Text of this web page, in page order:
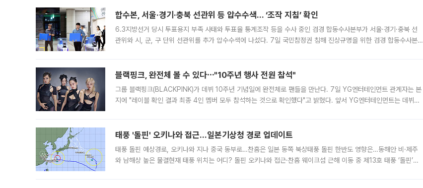
합수본, 서울·경기·충북 선관위 등 압수수색… ‘조작 지침’ 확인
6.3지방선거 당시 투표용지 부족 사태와 투표율 통계조작 등을 수사 중인 검경 합동수사본부가 서울·경기·충북 선
관위와 시, 군, 구 단위 선관위를 추가 압수수색에 나섰다. 7일 국민참정권 침해 진상규명을 위한 검경 합동수사본
블랙핑크, 완전체 볼 수 있다⋯"10주년 행사 전원 참석"
그룹 블랙핑크(BLACKPINK)가 데뷔 10주년 기념일에 완전체로 팬들을 만난다. 7일 YG엔터테인먼트 관계자는 본
지에 "레이블 확인 결과 최종 4인 멤버 모두 참석하는 것으로 확인했다"고 밝혔다. 앞서 YG엔터테인먼트는 데뷔
태풍 '돌핀' 오키나와 접근…일본기상청 경로 업데이트
태풍 돌핀 예상경로, 오키나와 지나 중국 동부로…찬홈은 일본 동쪽 북상태풍 돌핀 한반도 영향은…동해안 비·제주
와 남해상 높은 물결현재 태풍 위치는 어디? 돌핀 오키나와 접근·찬홈 웨이크섬 근해 이동 중 제13호 태풍 ‘돌핀’이